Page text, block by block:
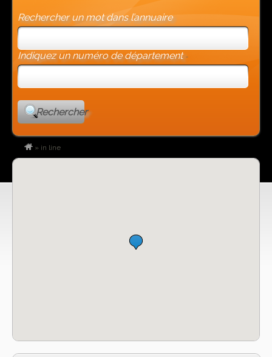
Rechercher un mot dans l’annuaire
Indiquez un numéro de département -
Rechercher
» in line